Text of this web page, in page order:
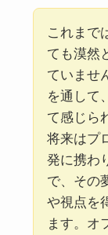
これまで
ても漠然
ていませ
を通して
て感じら
将来はプ
発に携わ
で、その
や視点を
ます。オ